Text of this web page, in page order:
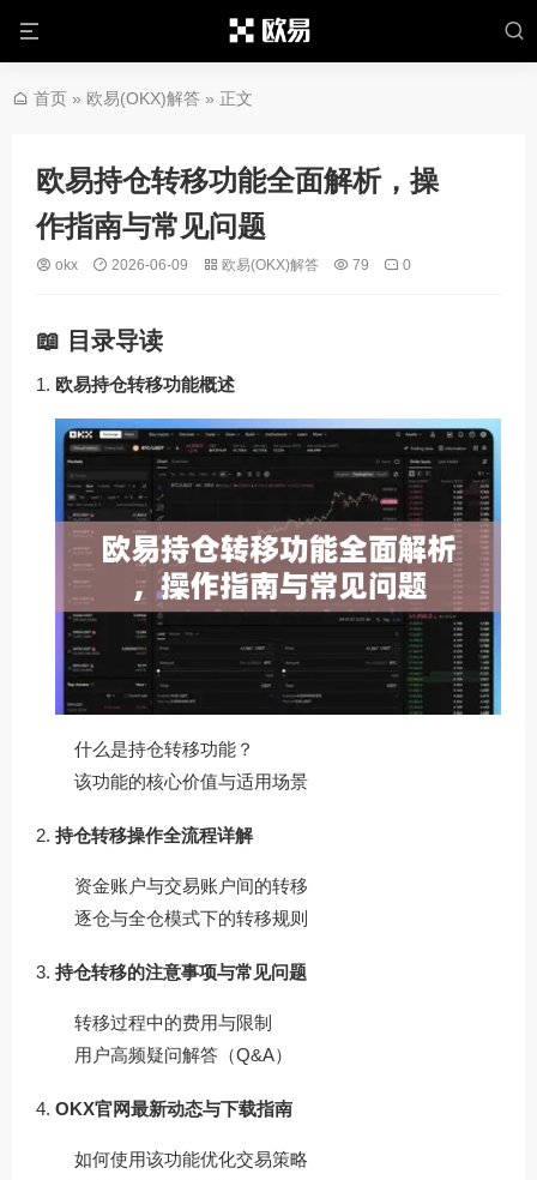
首页 » 欧易(OKX)解答 » 正文
欧易持仓转移功能全面解析，操
作指南与常见问题
okx 2026-06-09 欧易(OKX)解答 79 0
📖 目录导读
欧易持仓转移功能概述
什么是持仓转移功能？
该功能的核心价值与适用场景
持仓转移操作全流程详解
资金账户与交易账户间的转移
逐仓与全仓模式下的转移规则
持仓转移的注意事项与常见问题
转移过程中的费用与限制
用户高频疑问解答（Q&A）
OKX官网最新动态与下载指南
如何使用该功能优化交易策略